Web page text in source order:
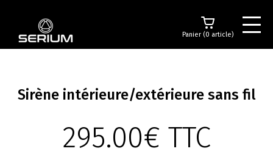
Panier (0 article)
Sirène intérieure/extérieure sans fil
295.00€ TTC